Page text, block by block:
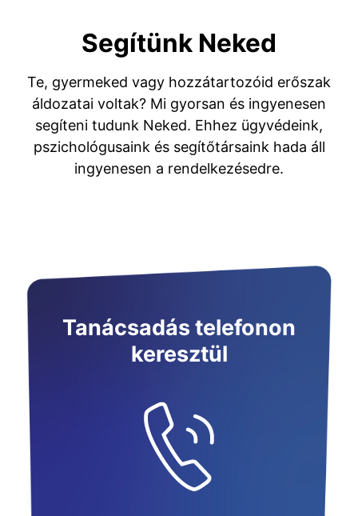
Segítünk Neked
Te, gyermeked vagy hozzátartozóid erőszak
áldozatai voltak? Mi gyorsan és ingyenesen
segíteni tudunk Neked. Ehhez ügyvédeink,
pszichológusaink és segítőtársaink hada áll
ingyenesen a rendelkezésedre.
Tanácsadás telefonon
keresztül